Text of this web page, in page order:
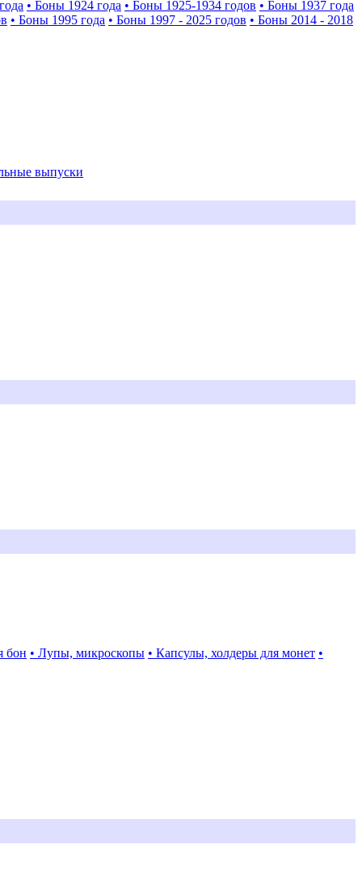
• Боны 1924 года • Боны 1925-1934 годов • Боны 1937 года
• Боны 1995 года • Боны 1997 - 2025 годов • Боны 2014 - 2018
выпуски
бон • Лупы, микроскопы • Капсулы, холдеры для монет •